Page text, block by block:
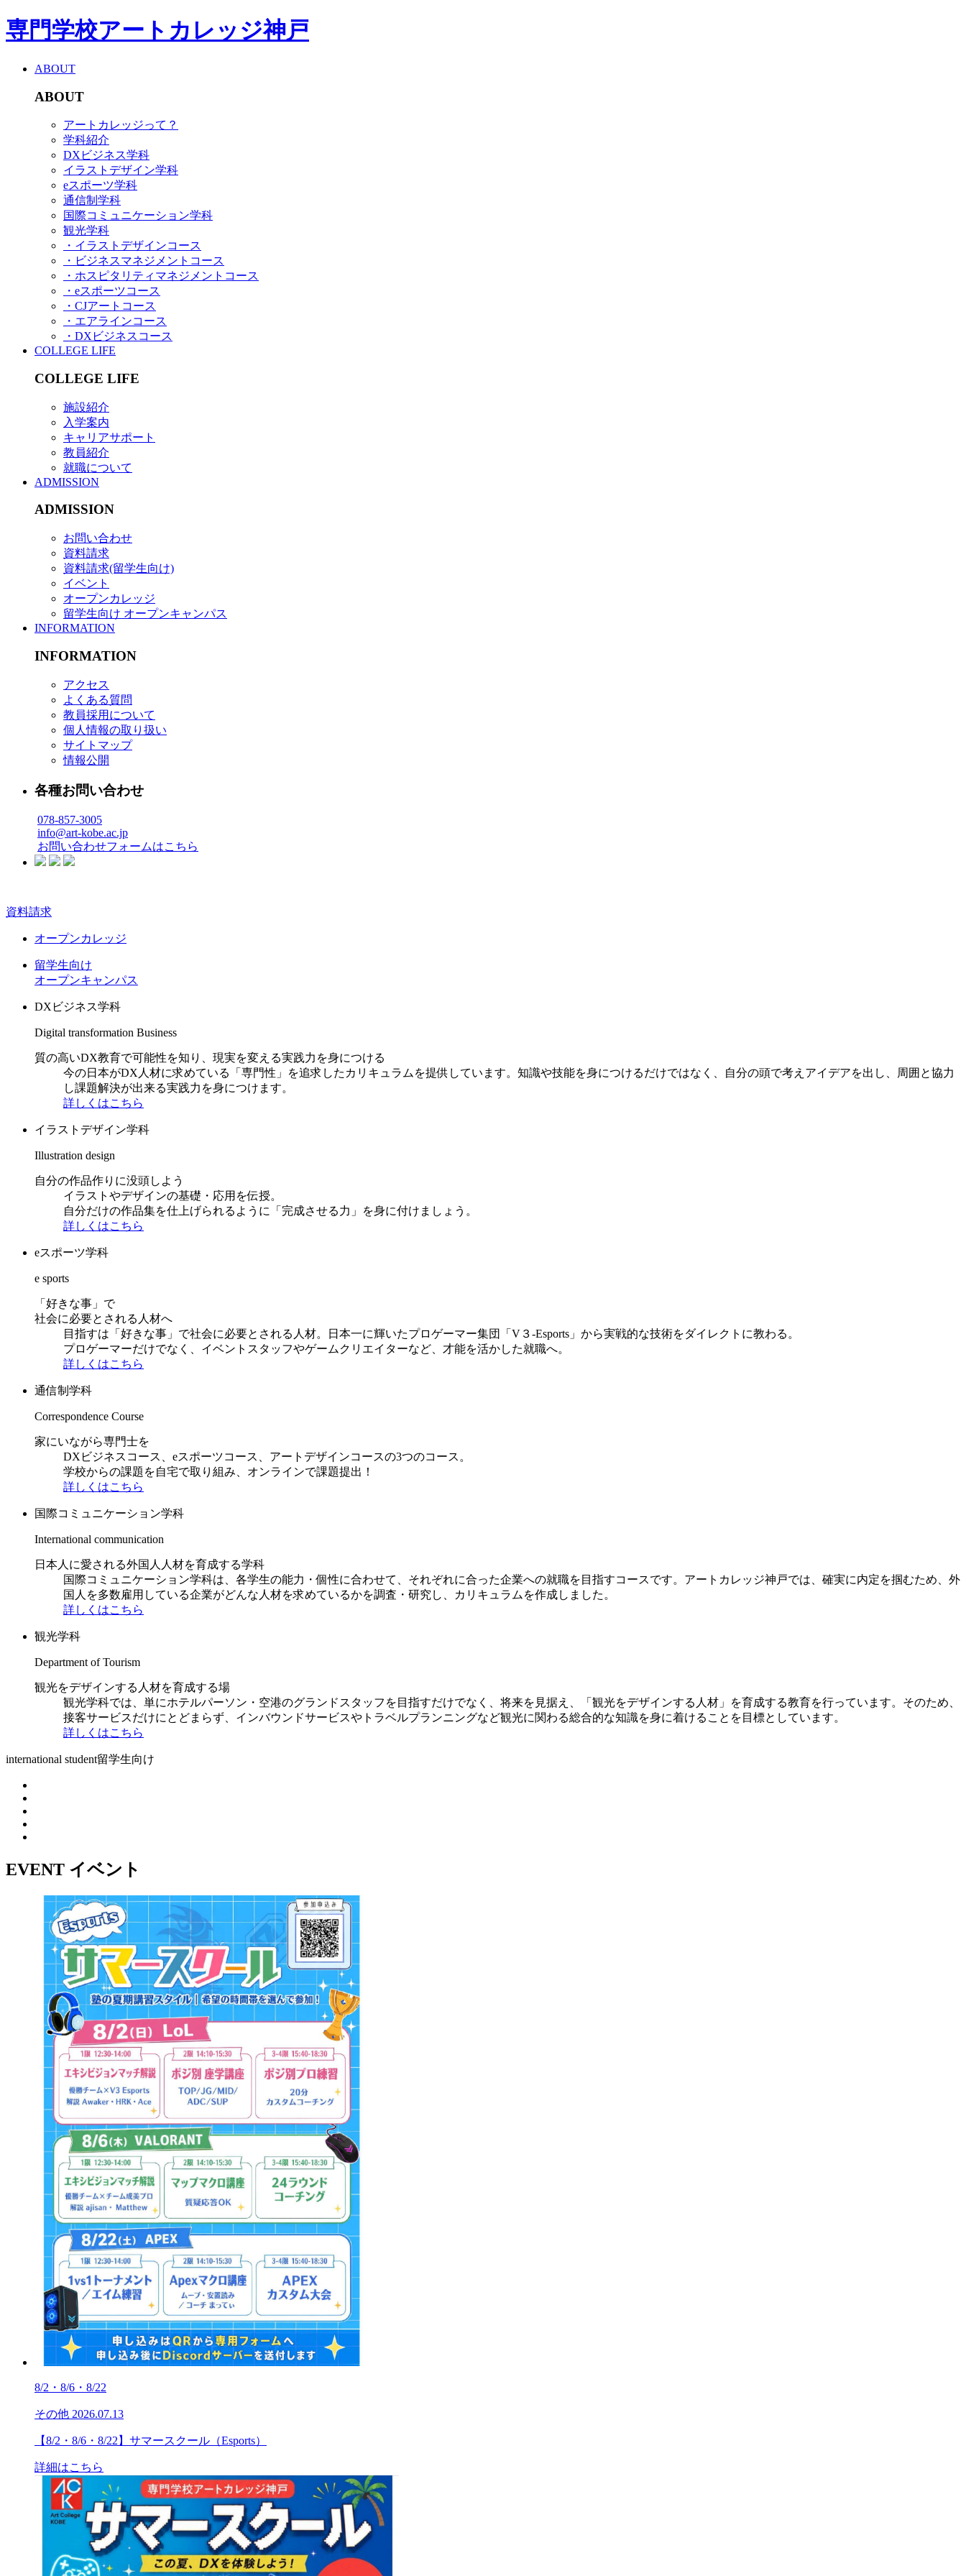
専門学校アートカレッジ神戸
ABOUT
ABOUT
アートカレッジって？
学科紹介
DXビジネス学科
イラストデザイン学科
eスポーツ学科
通信制学科
国際コミュニケーション学科
観光学科
・イラストデザインコース
・ビジネスマネジメントコース
・ホスピタリティマネジメントコース
・eスポーツコース
・CJアートコース
・エアラインコース
・DXビジネスコース
COLLEGE LIFE
COLLEGE LIFE
施設紹介
入学案内
キャリアサポート
教員紹介
就職について
ADMISSION
ADMISSION
お問い合わせ
資料請求
資料請求(留学生向け)
イベント
オープンカレッジ
留学生向け オープンキャンパス
INFORMATION
INFORMATION
アクセス
よくある質問
教員採用について
個人情報の取り扱い
サイトマップ
情報公開
各種お問い合わせ
078-857-3005
info@art-kobe.ac.jp
お問い合わせフォームはこちら
資料請求
オープンカレッジ
留学生向け
オープンキャンパス
DXビジネス学科
Digital transformation Business
質の高いDX教育で可能性を知り、現実を変える実践力を身につける
今の日本がDX人材に求めている「専門性」を追求したカリキュラムを提供しています。知識や技能を身につけるだけではなく、自分の頭で考えアイデアを出し、周囲と協力
し課題解決が出来る実践力を身につけます。
詳しくはこちら
イラストデザイン学科
Illustration design
自分の作品作りに没頭しよう
イラストやデザインの基礎・応用を伝授。
自分だけの作品集を仕上げられるように「完成させる力」を身に付けましょう。
詳しくはこちら
eスポーツ学科
e sports
「好きな事」で
社会に必要とされる人材へ
目指すは「好きな事」で社会に必要とされる人材。日本一に輝いたプロゲーマー集団「V３-Esports」から実戦的な技術をダイレクトに教わる。
プロゲーマーだけでなく、イベントスタッフやゲームクリエイターなど、才能を活かした就職へ。
詳しくはこちら
通信制学科
Correspondence Course
家にいながら専門士を
DXビジネスコース、eスポーツコース、アートデザインコースの3つのコース。
学校からの課題を自宅で取り組み、オンラインで課題提出！
詳しくはこちら
国際コミュニケーション学科
International communication
日本人に愛される外国人人材を育成する学科
国際コミュニケーション学科は、各学生の能力・個性に合わせて、それぞれに合った企業への就職を目指すコースです。アートカレッジ神戸では、確実に内定を掴むため、外
国人を多数雇用している企業がどんな人材を求めているかを調査・研究し、カリキュラムを作成しました。
詳しくはこちら
観光学科
Department of Tourism
観光をデザインする人材を育成する場
観光学科では、単にホテルパーソン・空港のグランドスタッフを目指すだけでなく、将来を見据え、「観光をデザインする人材」を育成する教育を行っています。そのため、
接客サービスだけにとどまらず、インバウンドサービスやトラベルプランニングなど観光に関わる総合的な知識を身に着けることを目標としています。
詳しくはこちら
international student留学生向け
EVENT イベント
8/2・8/6・8/22
その他 2026.07.13
【8/2・8/6・8/22】サマースクール（Esports）
詳細はこちら